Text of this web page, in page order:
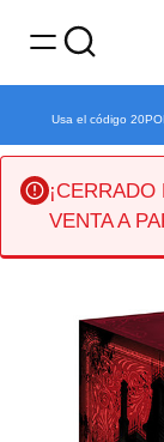
VENTA A
Usa el código